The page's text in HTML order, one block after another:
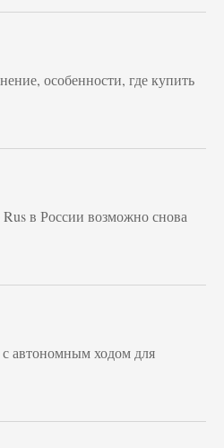
особенности, где купить
в России возможно снова
автономным ходом для